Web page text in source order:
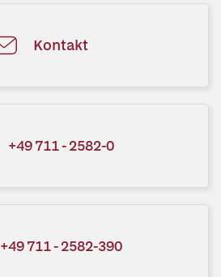
Kontakt
+49 711 - 2582-0
+49 711 - 2582-390